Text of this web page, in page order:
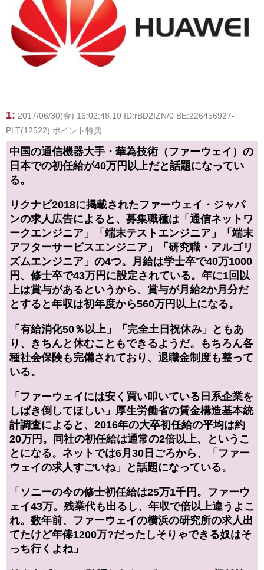
1: 2017/06/30(金) 16:02:48.10 ID:rBD2IZN/0 BE:226456927-
PLT(12522) ポイント特典
中国の通信機器大手・華為技術（ファーウェイ）の
日本での初任給が40万円以上だと話題になってい
る。
リクナビ2018に掲載されたファーウェイ・ジャパ
ンの求人広告によると、募集職種は「通信ネットワ
ークエンジニア」「端末テストエンジニア」「端末
アフターサービスエンジニア」「研究職・アルゴリ
ズムエンジニア」の4つ。月給は学士卒で40万1000
円、修士卒で43万円に設定されている。年に1回以
上は賞与があるというから、賞与が月給2か月分だ
とすると年収は初年度から560万円以上になる。
「有給消化50％以上」「完全土日祝休み」ともあ
り、きちんと休むこともできるようだ。もちろん各
種社会保険も完備されており、退職金制度も整って
いる。
「ファーウェイには安く買い叩いている日系企業を
しばき倒してほしい」厚生労働省の賃金構造基本統
計調査によると、2016年の大卒初任給の平均は約
20万円。同社の初任給は通常の2倍以上、というこ
とになる。ネットでは6月30日ごろから、「ファー
ウェイの求人すごいね」と話題になっている。
「ソニーの今の修士初任給は25万1千円。ファーウ
ェイ43万。残業代も出るし、年収で倍以上違うよこ
れ。数年前、ファーウェイの横浜の研究所の求人出
てたけど年俸1200万?だったしそりゃできる奴はそ
っち行くよね」